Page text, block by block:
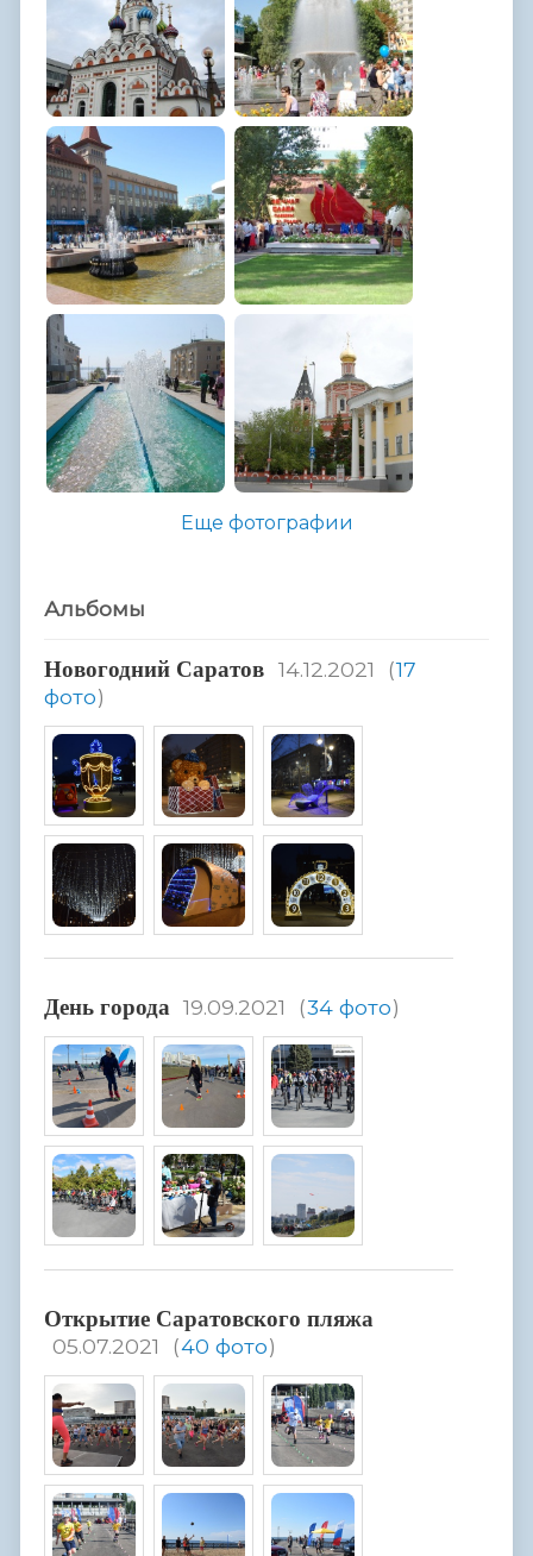
Еще фотографии
Альбомы
Hовогодний Саратов 14.12.2021 (17
фото)
День города 19.09.2021 (34 фото)
Открытие Саратовского пляжа
05.07.2021
(40 фото)